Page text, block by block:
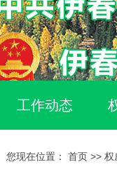
工作动态
您现在位置： 首页 >> 权